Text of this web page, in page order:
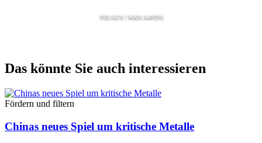
TSX:GCU / WKN:A40TP4
Das könnte Sie auch interessieren
Fördern und filtern
Chinas neues Spiel um kritische Metalle